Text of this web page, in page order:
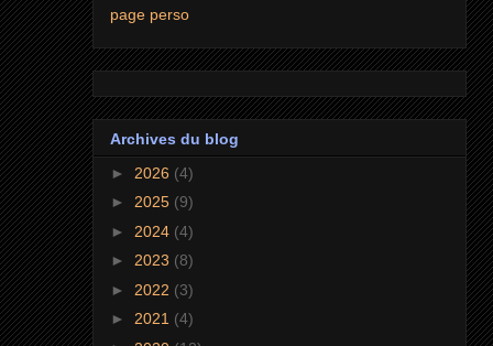
page perso
Archives du blog
► 2026 (4)
► 2025 (9)
► 2024 (4)
► 2023 (8)
► 2022 (3)
► 2021 (4)